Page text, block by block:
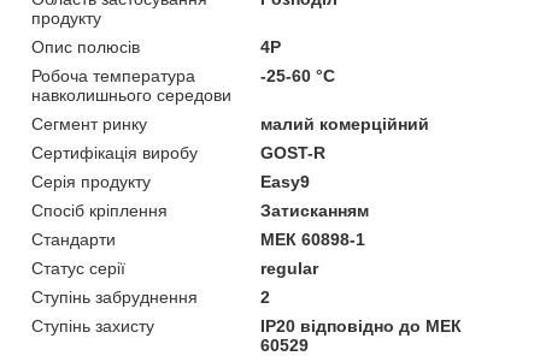
продукту
Опис полюсів
4P
Робоча температура
навколишнього середови
-25-60 °C
Сегмент ринку
малий комерційний
Сертифікація виробу
GOST-R
Серія продукту
Easy9
Спосіб кріплення
Затисканням
Стандарти
МЕК 60898-1
Статус серії
regular
Ступінь забруднення
2
Ступінь захисту
IP20 відповідно до МЕК
60529